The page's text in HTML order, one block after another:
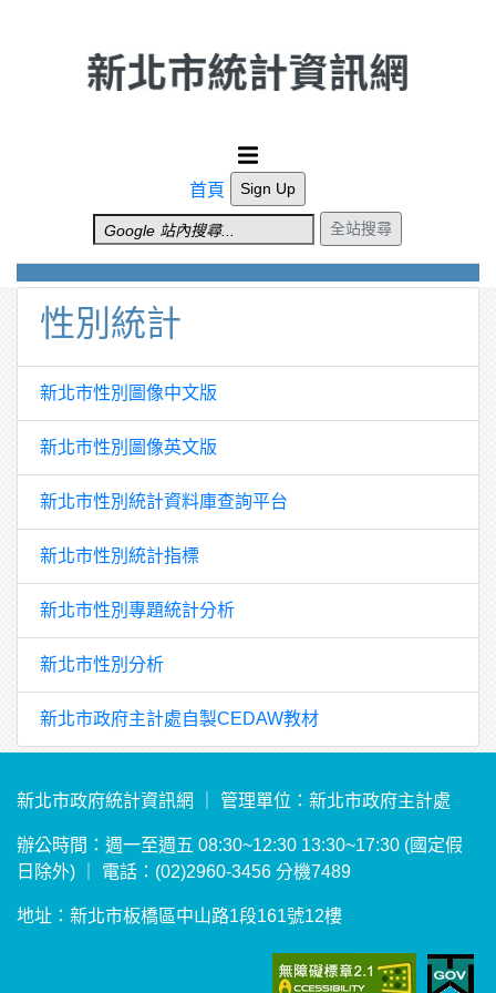
首頁 Sign Up
全站搜尋
性別統計
新北市性別圖像中文版
新北市性別圖像英文版
新北市性別統計資料庫查詢平台
新北市性別統計指標
新北市性別專題統計分析
新北市性別分析
新北市政府主計處自製CEDAW教材
新北市政府統計資訊網 ｜ 管理單位：新北市政府主計處
辦公時間：週一至週五 08:30~12:30 13:30~17:30 (國定假
日除外) ｜ 電話：(02)2960-3456 分機7489
地址：新北市板橋區中山路1段161號12樓